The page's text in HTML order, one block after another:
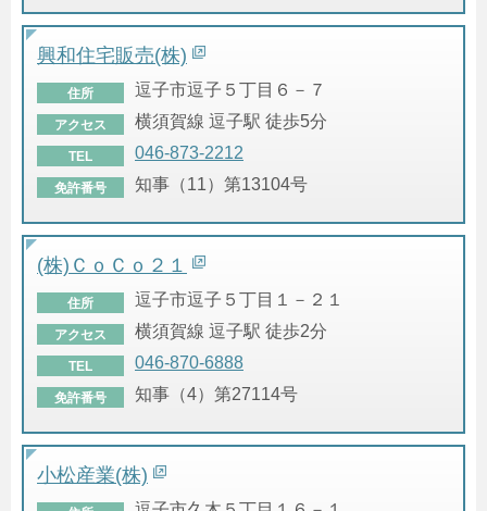
興和住宅販売(株)
住所 逗子市逗子５丁目６－７
アクセス 横須賀線 逗子駅 徒歩5分
TEL 046-873-2212
免許番号 知事（11）第13104号
(株)ＣｏＣｏ２１
住所 逗子市逗子５丁目１－２１
アクセス 横須賀線 逗子駅 徒歩2分
TEL 046-870-6888
免許番号 知事（4）第27114号
小松産業(株)